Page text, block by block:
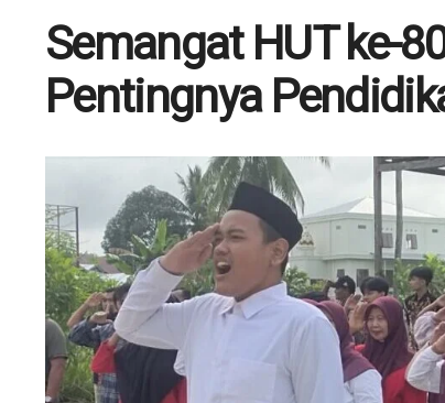
Semangat HUT ke-
Pentingnya